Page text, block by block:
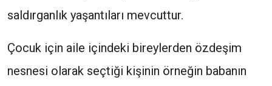
saldırganlık yaşantıları mevcuttur.
Çocuk için aile içindeki bireylerden özdeşim
nesnesi olarak seçtiği kişinin örneğin babanın